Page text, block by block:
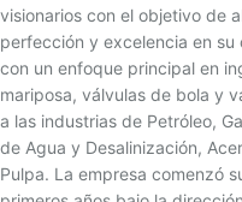
visionarios con el objetivo de
perfección y excelencia en su
con un enfoque principal en
mariposa, válvulas de bola y
a las industrias de Petróleo,
de Agua y Desalinización,
Pulpa. La empresa comenzó